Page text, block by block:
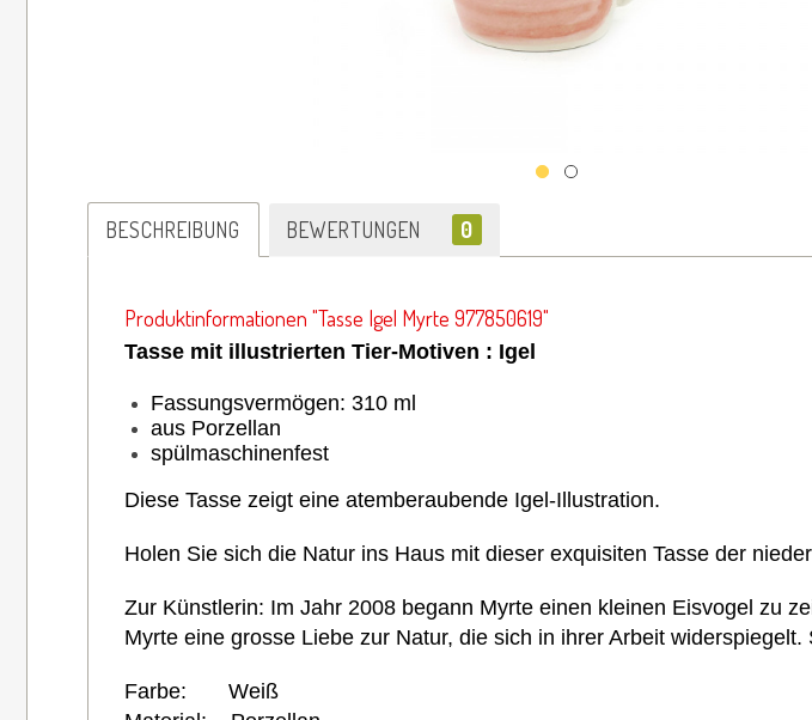
BESCHREIBUNG BEWERTUNGEN 0
Produktinformationen "Tasse Igel Myrte 977850619"
Tasse mit illustrierten Tier-Motiven : Igel
Fassungsvermögen: 310 ml
aus Porzellan
spülmaschinenfest
Diese Tasse zeigt eine atemberaubende Igel-Illustration.
Holen Sie sich die Natur ins Haus mit dieser exquisiten Tasse der
Zur Künstlerin: Im Jahr 2008 begann Myrte einen kleinen Eisvogel zu
Myrte eine grosse Liebe zur Natur, die sich in ihrer Arbeit
Farbe: Weiß